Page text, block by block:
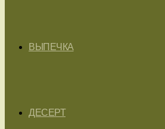
ВЫПЕЧКА
ДЕСЕРТ